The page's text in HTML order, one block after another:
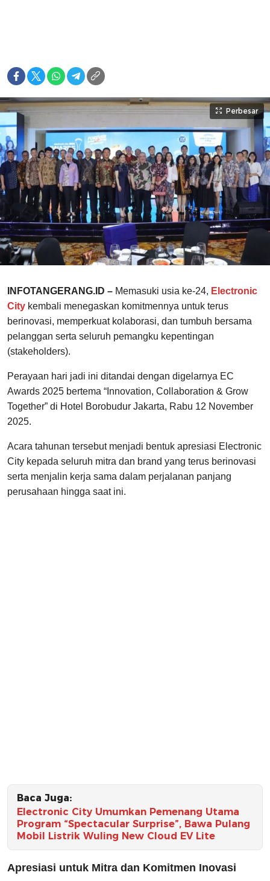
Perbesar
INFOTANGERANG.ID – Memasuki usia ke-24, Electronic
City kembali menegaskan komitmennya untuk terus
berinovasi, memperkuat kolaborasi, dan tumbuh bersama
pelanggan serta seluruh pemangku kepentingan
(stakeholders).
Perayaan hari jadi ini ditandai dengan digelarnya EC
Awards 2025 bertema “Innovation, Collaboration & Grow
Together” di Hotel Borobudur Jakarta, Rabu 12 November
2025.
Acara tahunan tersebut menjadi bentuk apresiasi Electronic
City kepada seluruh mitra dan brand yang terus berinovasi
serta menjalin kerja sama dalam perjalanan panjang
perusahaan hingga saat ini.
Baca Juga:
Electronic City Umumkan Pemenang Utama
Program “Spectacular Surprise”, Bawa Pulang
Mobil Listrik Wuling New Cloud EV Lite
Apresiasi untuk Mitra dan Komitmen Inovasi